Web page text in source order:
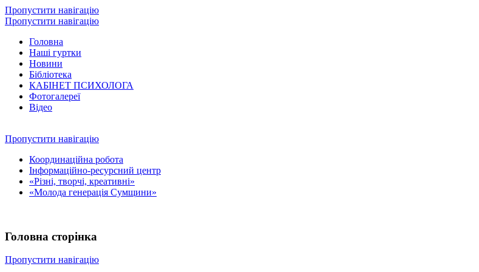
Пропустити навігацію
Пропустити навігацію
Головна
Наші гуртки
Новини
Бібліотека
КАБІНЕТ ПСИХОЛОГА
Фотогалереї
Відео
Пропустити навігацію
Координаційна робота
Інформаційно-ресурсний центр
«Різні, творчі, креативні»
«Молода генерація Сумщини»
Головна сторінка
Пропустити навігацію